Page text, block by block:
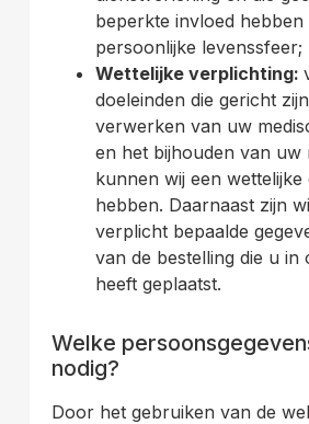
beperkte invloed
persoonlijke levenssfeer;
Wettelijke verplichting:
doeleinden die gericht
verwerken van uw
en het bijhouden van uw
kunnen wij een wettelijke
hebben. Daarnaast zijn
verplicht bepaalde
van de bestelling die u in
heeft geplaatst.
Welke
nodig?
Door het gebruiken van de